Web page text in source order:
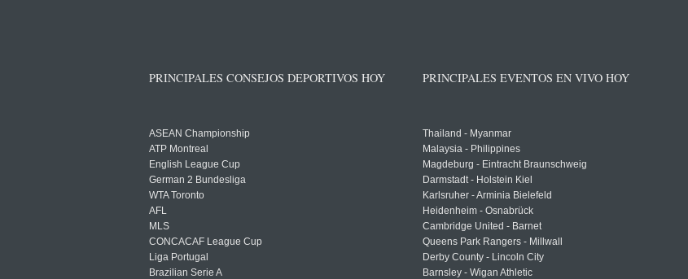
PRINCIPALES CONSEJOS DEPORTIVOS HOY
ASEAN Championship
ATP Montreal
English League Cup
German 2 Bundesliga
WTA Toronto
AFL
MLS
CONCACAF League Cup
Liga Portugal
Brazilian Serie A
PRINCIPALES EVENTOS EN VIVO HOY
Thailand - Myanmar
Malaysia - Philippines
Magdeburg - Eintracht Braunschweig
Darmstadt - Holstein Kiel
Karlsruher - Arminia Bielefeld
Heidenheim - Osnabrück
Cambridge United - Barnet
Queens Park Rangers - Millwall
Derby County - Lincoln City
Barnsley - Wigan Athletic